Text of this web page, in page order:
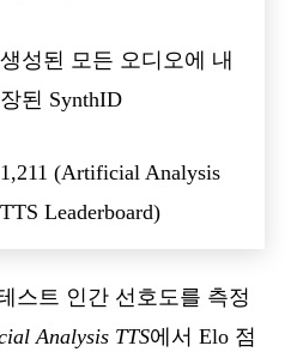
생성된 모든 오디오에 내
장된 SynthID
1,211 (Artificial Analysis
TTS Leaderboard)
스트 인간 선호도를 측정
Analysis TTS에서 Elo 점